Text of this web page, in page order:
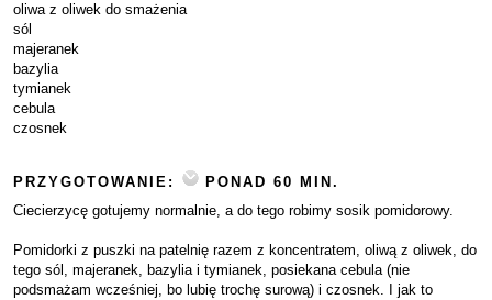
oliwa z oliwek do smażenia
sól
majeranek
bazylia
tymianek
cebula
czosnek
PRZYGOTOWANIE:
PONAD 60 MIN.
Ciecierzycę gotujemy normalnie, a do tego robimy sosik pomidorowy.
Pomidorki z puszki na patelnię razem z koncentratem, oliwą z oliwek, do
tego sól, majeranek, bazylia i tymianek, posiekana cebula (nie
podsmażam wcześniej, bo lubię trochę surową) i czosnek. I jak to